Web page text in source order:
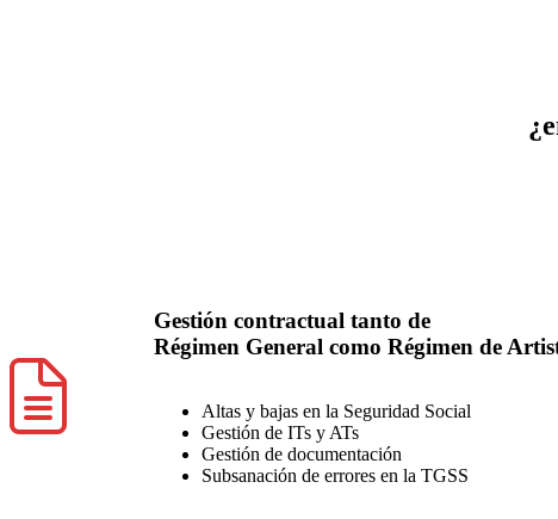
Gestión contractual tanto de
Régimen General como Régimen de
Altas y bajas en la Seguridad Social
Gestión de ITs y ATs
Gestión de documentación
Subsanación de errores en la TGSS